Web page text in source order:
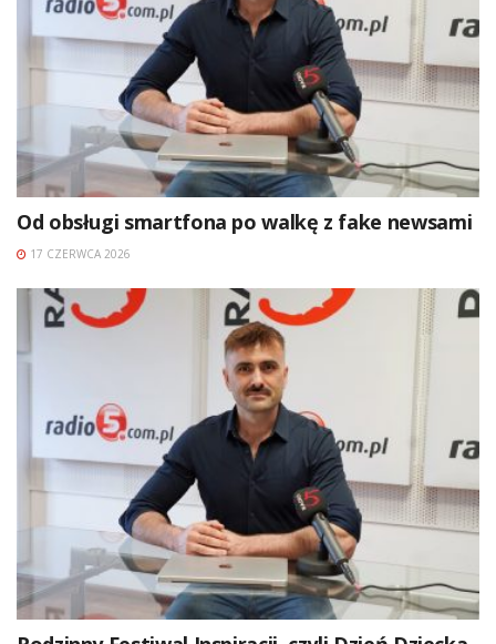
Od obsługi smartfona po walkę z fake newsami
17 CZERWCA 2026